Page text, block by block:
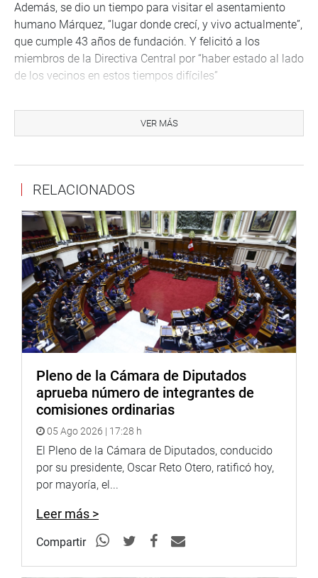
Además, se dio un tiempo para visitar el asentamiento
humano Márquez, “lugar donde crecí, y vivo actualmente”,
que cumple 43 años de fundación. Y felicitó a los
miembros de la Directiva Central por “haber estado al lado
de los vecinos en estos tiempos difíciles”
El representante por la Ciudad Blanca, José Núñez Salas,
se reunió, el lunes 25 de enero, con el gerente regional de
ministerial que resuelve un conflicto territorial entre
El dispositivo legal, en palabras del parlamentario, corrige
un error que se arrastra desde hace ocho años, y
generaba conflicto social entre sus pobladores, en su
mayoría, pescadores. La resolución modifica los artículos
1 y 6 e incorpora los literales e y f al artículo 4 de la RM
00 189-2020- Produce, y en función de ello precisa
labores de extracción del recurso erizo rojo.
PRENSA CONGRESO
VER MÁS
RELACIONADOS
Pleno de la Cámara de Diputados
aprueba número de integrantes de
comisiones ordinarias
05 Ago 2026 | 17:28 h
El Pleno de la Cámara de Diputados, conducido
por su presidente, Oscar Reto Otero, ratificó hoy,
por mayoría, el...
Leer más >
Compartir